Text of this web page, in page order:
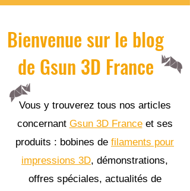
Bienvenue sur le blog
de Gsun 3D France
Vous y trouverez tous nos articles
concernant Gsun 3D Franceet ses
produits : bobines de filaments pour
impressions 3D, démonstrations,
offres spéciales, actualités de